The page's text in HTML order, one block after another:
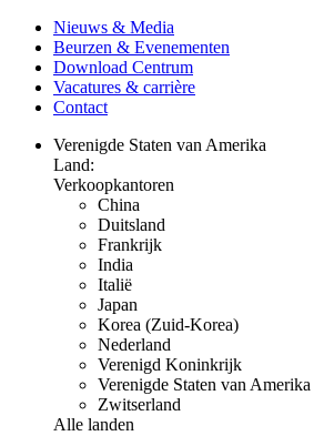
Nieuws & Media
Beurzen & Evenementen
Download Centrum
Vacatures & carrière
Contact
Verenigde Staten van Amerika
Land:
Verkoopkantoren
China
Duitsland
Frankrijk
India
Italië
Japan
Korea (Zuid-Korea)
Nederland
Verenigd Koninkrijk
Verenigde Staten van Amerika
Zwitserland
Alle landen